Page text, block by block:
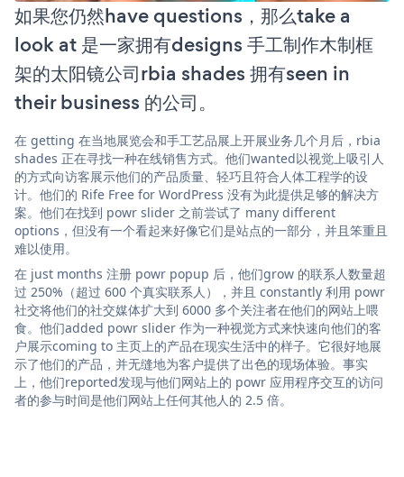
如果您仍然have questions，那么take a
look at 是一家拥有designs 手工制作木制框
架的太阳镜公司rbia shades 拥有seen in
their business 的公司。
在 getting 在当地展览会和手工艺品展上开展业务几个月后，rbia
shades 正在寻找一种在线销售方式。他们wanted以视觉上吸引人
的方式向访客展示他们的产品质量、轻巧且符合人体工程学的设
计。他们的 Rife Free for WordPress 没有为此提供足够的解决方
案。他们在找到 powr slider 之前尝试了 many different
options，但没有一个看起来好像它们是站点的一部分，并且笨重且
难以使用。
在 just months 注册 powr popup 后，他们grow 的联系人数量超
过 250%（超过 600 个真实联系人），并且 constantly 利用 powr
社交将他们的社交媒体扩大到 6000 多个关注者在他们的网站上喂
食。他们added powr slider 作为一种视觉方式来快速向他们的客
户展示coming to 主页上的产品在现实生活中的样子。它很好地展
示了他们的产品，并无缝地为客户提供了出色的现场体验。事实
上，他们reported发现与他们网站上的 powr 应用程序交互的访问
者的参与时间是他们网站上任何其他人的 2.5 倍。